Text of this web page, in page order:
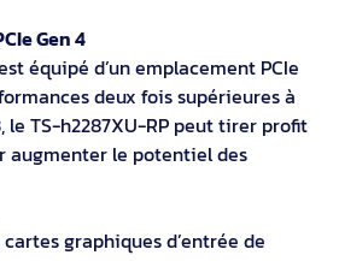
Gen 4
équipé d’un emplacement PCIe
deux fois supérieures à
le TS-h2287XU-RP peut tirer profit
augmenter le potentiel des
graphiques d’entrée de